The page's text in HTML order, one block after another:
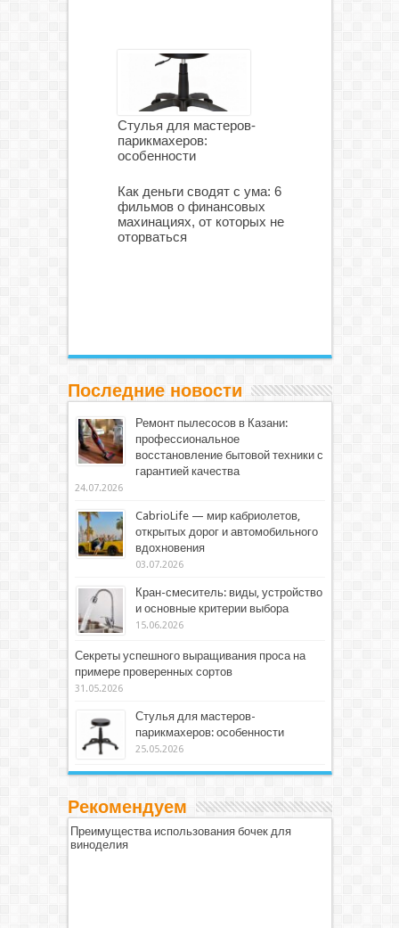
Стулья для мастеров-
парикмахеров:
особенности
Как деньги сводят с ума: 6
фильмов о финансовых
махинациях, от которых не
оторваться
Последние новости
Ремонт пылесосов в Казани:
профессиональное
восстановление бытовой техники с
гарантией качества
24.07.2026
CabrioLife — мир кабриолетов,
открытых дорог и автомобильного
вдохновения
03.07.2026
Кран-смеситель: виды, устройство
и основные критерии выбора
15.06.2026
Секреты успешного выращивания проса на
примере проверенных сортов
31.05.2026
Стулья для мастеров-
парикмахеров: особенности
25.05.2026
Рекомендуем
Преимущества использования бочек для
виноделия